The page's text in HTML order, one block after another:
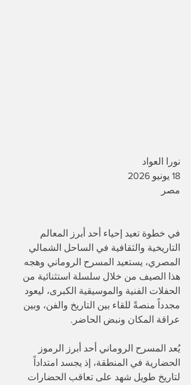
نورا العواد
18 يونيو 2026
مصر
في خطوة تعيد إحياء أحد أبرز المعالم
التاريخية والثقافية في الساحل الشمالي
المصري، يستعيد المسرح الروماني وهجه
هذا الصيف من خلال سلسلة استثنائية من
الحفلات الفنية والموسيقية الكبرى، ليعود
مجدداً منصةً للقاء بين التاريخ والفن، وبين
عراقة المكان ونبض الحاضر.
يُعد المسرح الروماني أحد أبرز الرموز
الحضارية في المنطقة، إذ يجسد امتداداً
لتاريخ طويل شهد على تعاقب الحضارات